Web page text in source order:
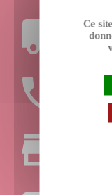
UNE
Ce